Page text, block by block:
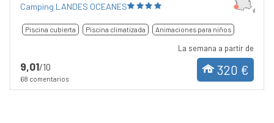
Camping LANDES OCEANES
Piscina cubierta Piscina climatizada Animaciones para niños
9,01/10
68 comentarios
La semana a partir de
320 €